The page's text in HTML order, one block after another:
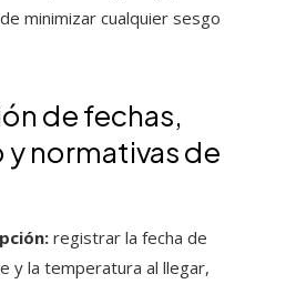
minimizar cualquier sesgo
de fechas,
normativas de
registrar la fecha de
y la temperatura al llegar,